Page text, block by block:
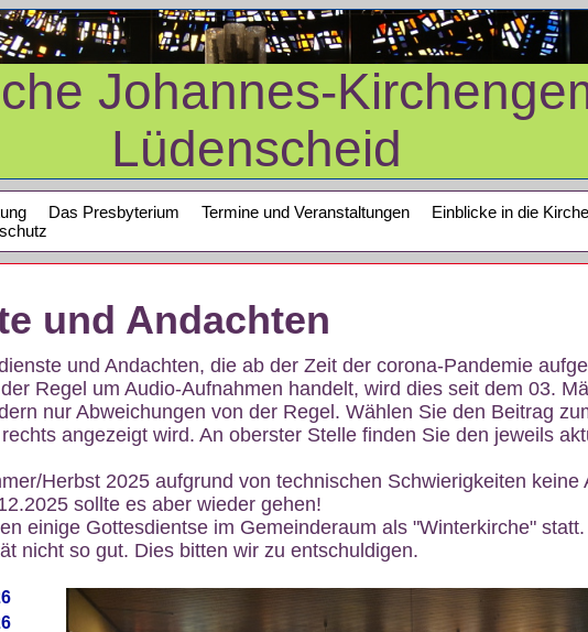
Johannes-
Lüdenscheid
Das Presbyterium Termine und Veranstaltungen Einblicke in die Kirche
und Andachten
und Andachten, die ab der Zeit der corona-Pandemie
Regel um Audio-Aufnahmen handelt, wird dies seit dem 03.
nur Abweichungen von der Regel. Wählen Sie den Beitrag
angezeigt wird. An oberster Stelle finden Sie den jeweils
Herbst 2025 aufgrund von technischen Schwierigkeiten keine
sollte es aber wieder gehen!
einige Gottesdientse im Gemeinderaum als "Winterkirche"
nicht so gut. Dies bitten wir zu entschuldigen.